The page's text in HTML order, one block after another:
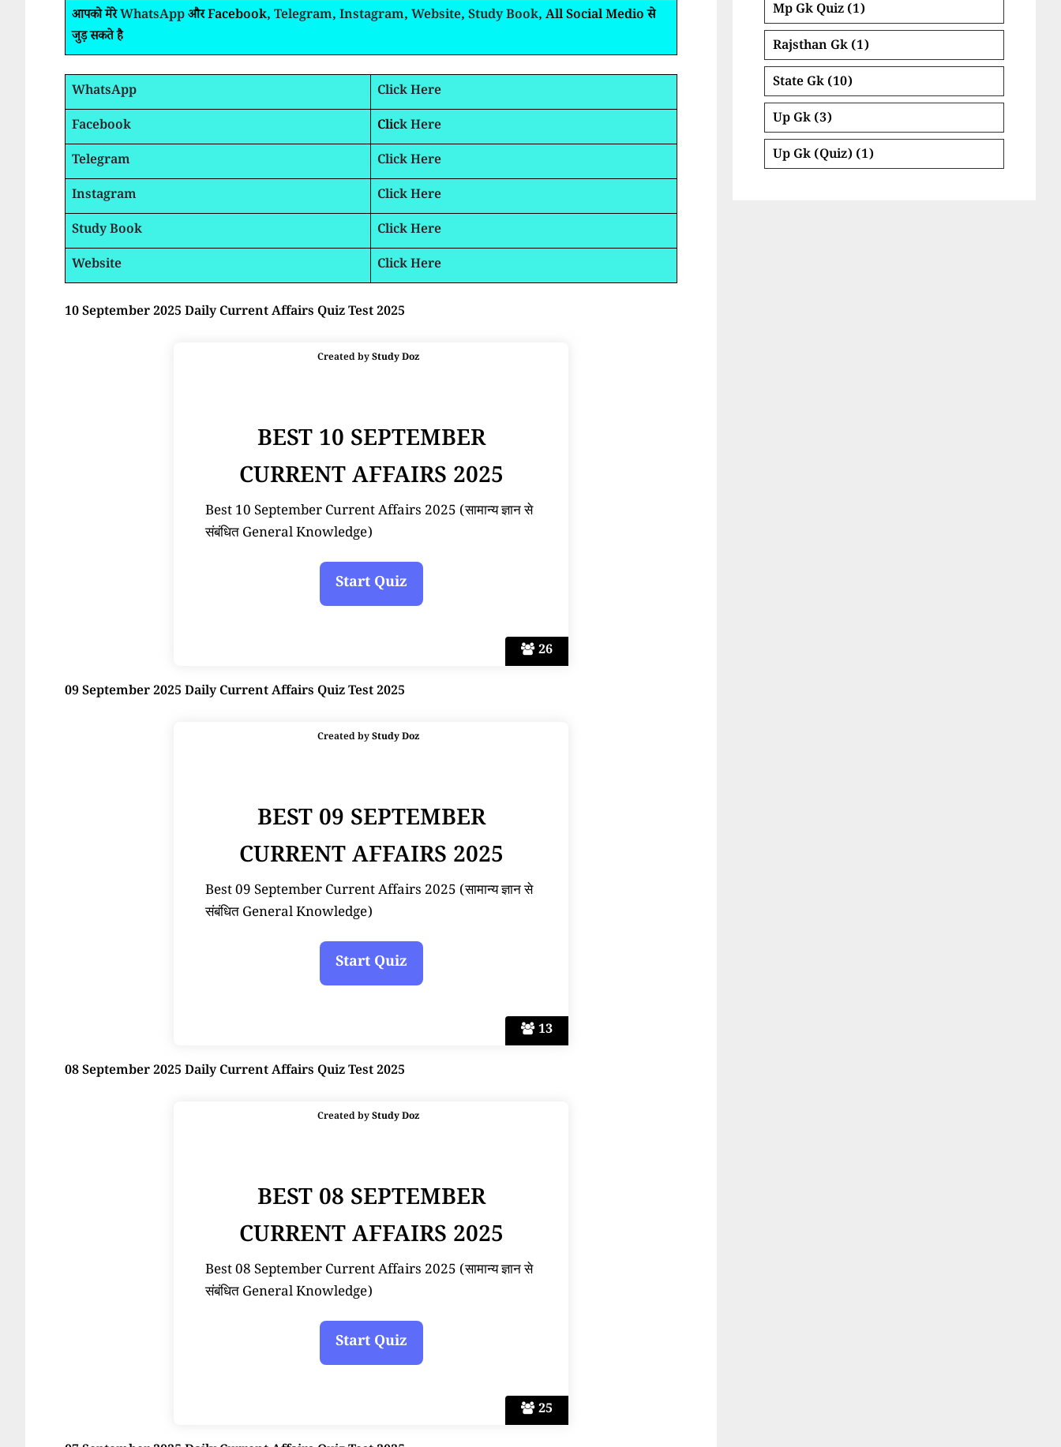
आपको मेरेWhatsAppऔर Facebook, Telegram, Instagram, Website, Study Book, All Social Medio से
जुड़ सकते है
WhatsApp
Click Here
Facebook
Click Here
Telegram
Click Here
Instagram
Click Here
Study Book
Click Here
Website
Click Here
10 September 2025 Daily Current Affairs Quiz Test 2025
26
Created byStudy Doz
BEST 10 SEPTEMBER
CURRENT AFFAIRS 2025
Best 10 September Current Affairs 2025 (सामान्य ज्ञान से
संबंधित General Knowledge)
09 September 2025 Daily Current Affairs Quiz Test 2025
13
Created byStudy Doz
BEST 09 SEPTEMBER
CURRENT AFFAIRS 2025
Best 09 September Current Affairs 2025 (सामान्य ज्ञान से
संबंधित General Knowledge)
08 September 2025 Daily Current Affairs Quiz Test 2025
25
Created byStudy Doz
BEST 08 SEPTEMBER
CURRENT AFFAIRS 2025
Best 08 September Current Affairs 2025 (सामान्य ज्ञान से
संबंधित General Knowledge)
Mp Gk Quiz (1)
Rajsthan Gk (1)
State Gk (10)
Up Gk (3)
Up Gk (Quiz) (1)